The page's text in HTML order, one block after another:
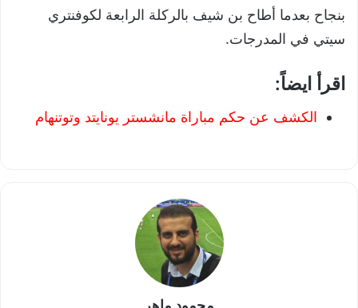
بنجاح بعدما أطاح بن شيف بالركلة الرابعة لكوفنتري
سيتي في المدرجات.
اقرأ ايضاً:
الكشف عن حكم مباراة مانشستر يونايتد وتوتنهام